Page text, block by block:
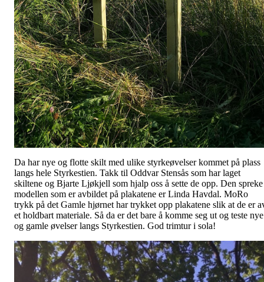
Da har nye og flotte skilt med ulike styrkeøvelser kommet på plass
langs hele Styrkestien. Takk til Oddvar Stensås som har laget
skiltene og Bjarte Ljøkjell som hjalp oss å sette de opp. Den spreke
modellen som er avbildet på plakatene er Linda Havdal. MoRo
trykk på det Gamle hjørnet har trykket opp plakatene slik at de er
et holdbart materiale. Så da er det bare å komme seg ut og teste nye
og gamle øvelser langs Styrkestien. God trimtur i sola!